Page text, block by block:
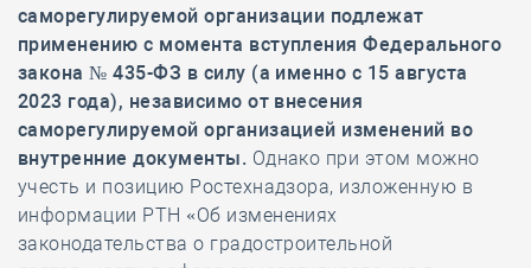
саморегулируемой организации подлежат
применению с момента вступления Федерального
закона № 435-ФЗ в силу (а именно с 15 августа
2023 года), независимо от внесения
саморегулируемой организацией изменений во
внутренние документы. Однако при этом можно
учесть и позицию Ростехнадзора, изложенную в
информации РТН «Об изменениях
законодательства о градостроительной